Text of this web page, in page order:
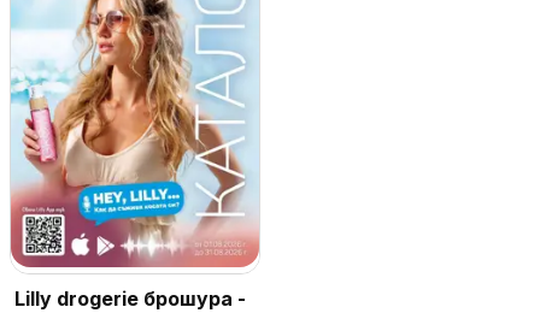
Lilly drogerie брошура -